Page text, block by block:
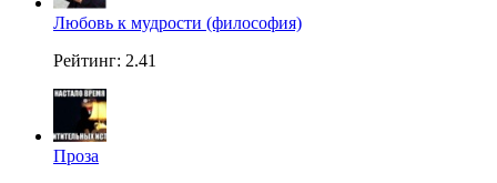
Любовь к мудрости (философия)
Рейтинг: 2.41
Проза